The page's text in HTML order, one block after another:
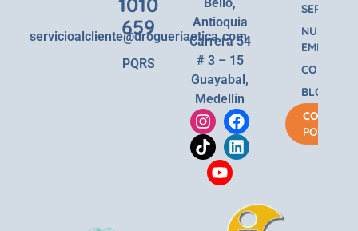
659
servicioalcliente@drogueriaetica.com
PQRS
Antioquia
Carrera 54
# 3 – 15
Guayabal,
Medellín
SERVICIOS
NUESTRA
EMPRESA
BLOG
COMPRA
POR